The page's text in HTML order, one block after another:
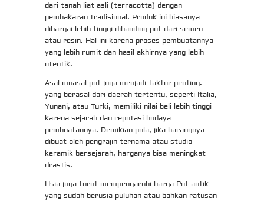
dari tanah liat asli (terracotta) dengan
pembakaran tradisional. Produk ini biasanya
dihargai lebih tinggi dibanding pot dari semen
atau resin. Hal ini karena proses pembuatannya
yang lebih rumit dan hasil akhirnya yang lebih
otentik.
Asal muasal pot juga menjadi faktor penting.
yang berasal dari daerah tertentu, seperti Italia,
Yunani, atau Turki, memiliki nilai beli lebih tinggi
karena sejarah dan reputasi budaya
pembuatannya. Demikian pula, jika barangnya
dibuat oleh pengrajin ternama atau studio
keramik bersejarah, harganya bisa meningkat
drastis.
Usia juga turut mempengaruhi harga Pot antik
yang sudah berusia puluhan atau bahkan ratusan